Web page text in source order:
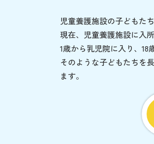
児童養護施設の子どもた
現在、児童養護施設に入
1歳から乳児院に入り、18
そのような子どもたちを
ます。